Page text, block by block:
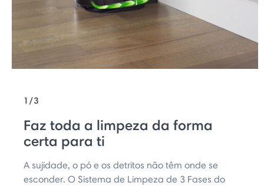
1/3
Faz toda a limpeza da forma
certa para ti
A sujidade, o pó e os detritos não têm onde se
esconder. O Sistema de Limpeza de 3 Fases do